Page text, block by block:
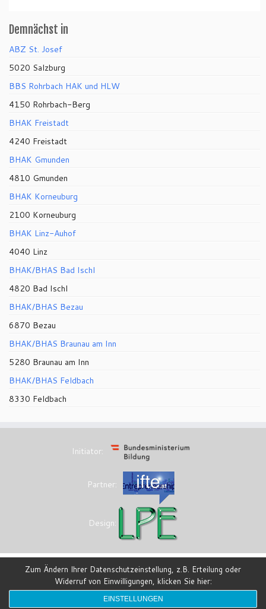
Demnächst in
ABZ St. Josef
5020 Salzburg
BBS Rohrbach HAK und HLW
4150 Rohrbach-Berg
BHAK Freistadt
4240 Freistadt
BHAK Gmunden
4810 Gmunden
BHAK Korneuburg
2100 Korneuburg
BHAK Linz-Auhof
4040 Linz
BHAK/BHAS Bad Ischl
4820 Bad Ischl
BHAK/BHAS Bezau
6870 Bezau
BHAK/BHAS Braunau am Inn
5280 Braunau am Inn
BHAK/BHAS Feldbach
8330 Feldbach
Initiator:
Partner:
Design:
·© 2026 eesi-impulszentrum· Powered by
·
Entworfen mit demCustomizr-Theme
Zum Ändern Ihrer Datenschutzeinstellung, z.B. Erteilung oder
Widerruf von Einwilligungen, klicken Sie hier:
EINSTELLUNGEN